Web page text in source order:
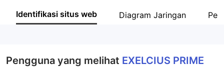
Nama perusahaan
Identifikasi situs web Diagram Jaringan
Pengguna yang melihat EXELCIUS PRIME